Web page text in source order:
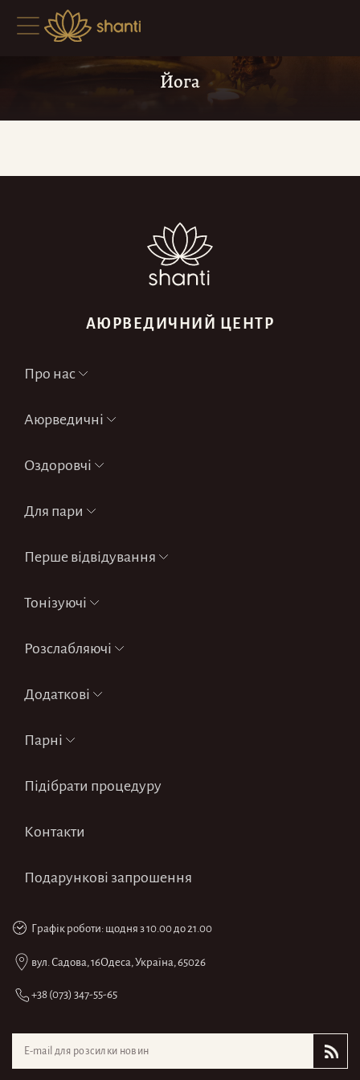
Йога
АЮРВЕДИЧНИЙ ЦЕНТР
Про нас
Аюрведичні
Оздоровчі
Для пари
Перше відвідування
Тонізуючі
Розслабляючі
Додаткові
Парні
Підібрати процедуру
Контакти
Подарункові запрошення
Графік роботи: щодня з 10.00 до 21.00
вул. Садова, 16Одеса, Україна, 65026
+38 (073) 347-55-65